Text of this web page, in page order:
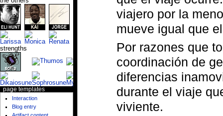
viajero por la
mueve igual que
Por razones que
coordinación de
diferencias
durante el viaje
viviente.
strengths
page templates
Interaction
Blog entry